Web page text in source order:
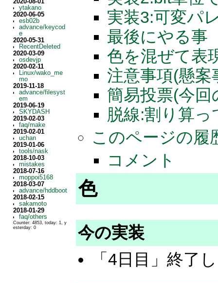
2020-08-01
ytakano
2020-06-05
esb02b
advance/keycod
e
2020-05-31
RecentDeleted
2020-03-09
osdevjp
2020-02-11
Linux/wako_me
mo
2019-11-18
advance/filesyst
em
2019-06-19
SKYDASH
2019-02-03
faq/make
2019-02-01
uchan
2019-01-06
tools/nask
2018-10-03
mistakes
2018-07-16
moppoi5168
2018-03-07
advance/hddboot
2018-02-15
sakamoto
2018-01-29
faq/others
Counter: 4853, today: 1, y
esterday: 0
実装3:可変パ
最後にやる事
色を混ぜて表
注意事項(懸案
簡易投票(今
脱線:割り算
このページの履
コメント
色
今の実装
「4日目」終了